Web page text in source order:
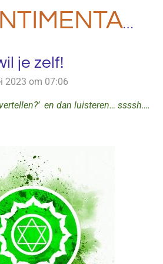
SENTIMENTAAL
je zelf!
2023 om 07:06
en dan luisteren… ssssh….